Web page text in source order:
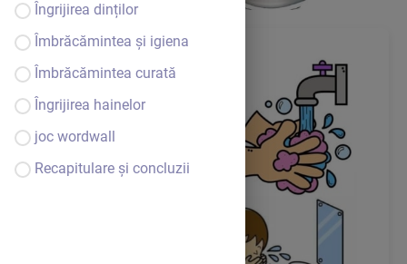
Îngrijirea dinților
Îmbrăcămintea și igiena
Îmbrăcămintea curată
Îngrijirea hainelor
joc wordwall
Recapitulare și concluzii